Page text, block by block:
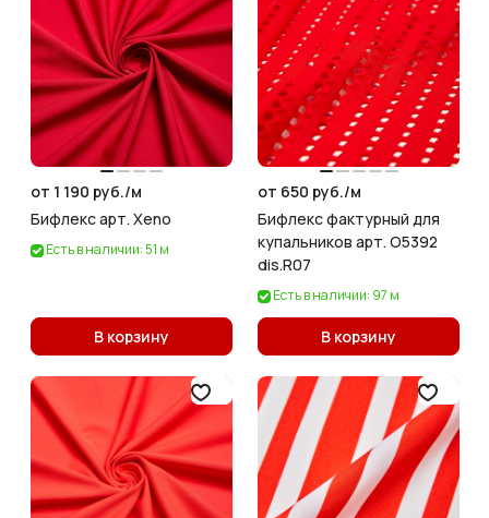
от 1 190 руб./м
Бифлекс арт. Xeno
Есть в наличии: 51 м
В корзину
от 650 руб./м
Бифлекс фактурный для
купальников арт. O5392
dis.R07
Есть в наличии: 97 м
В корзину